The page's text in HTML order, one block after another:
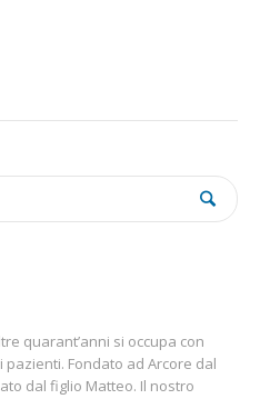
quarant’anni si occupa con
Fondato ad Arcore dal
dal figlio Matteo. Il nostro